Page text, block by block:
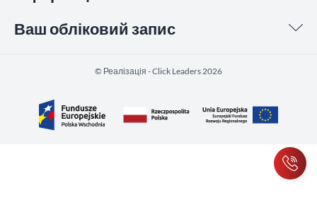
Ваш обліковий запис
©️ Реалізація - Click Leaders 2026